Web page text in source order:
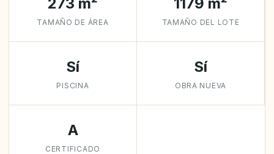
TAMAÑO DE ÁREA TAMAÑO DEL LOTE
Sí
PISCINA
Sí
OBRA NUEVA
A
CERTIFICADO